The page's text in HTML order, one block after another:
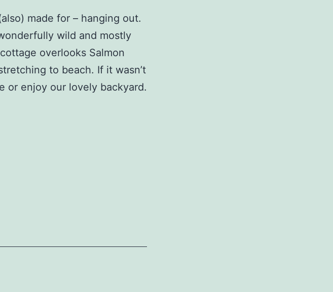
made for – hanging out.
wild and mostly
overlooks Salmon
to beach. If it wasn’t
or enjoy our lovely backyard.